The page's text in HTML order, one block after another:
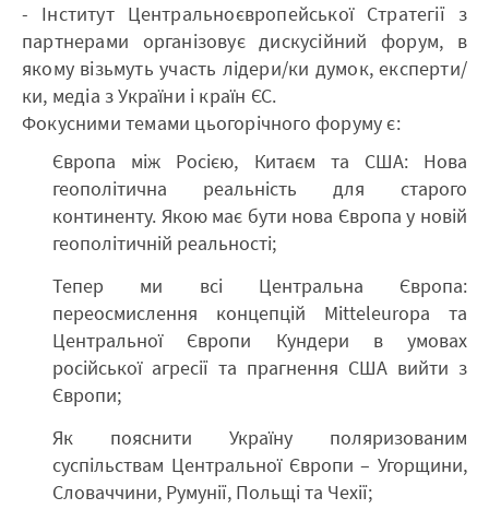
- Інститут Центральноєвропейської Стратегії з
партнерами організовує дискусійний форум, в
якому візьмуть участь лідери/ки думок, експерти/
ки, медіа з України і країн ЄС.
Фокусними темами цьогорічного форуму є:
Європа між Росією, Китаєм та США: Нова
геополітична реальність для старого
континенту. Якою має бути нова Європа у новій
геополітичній реальності;
Тепер ми всі Центральна Європа:
переосмислення концепцій Mitteleuropa та
Центральної Європи Кундери в умовах
російської агресії та прагнення США вийти з
Європи;
Як пояснити Україну поляризованим
суспільствам Центральної Європи – Угорщини,
Словаччини, Румунії, Польщі та Чехії;